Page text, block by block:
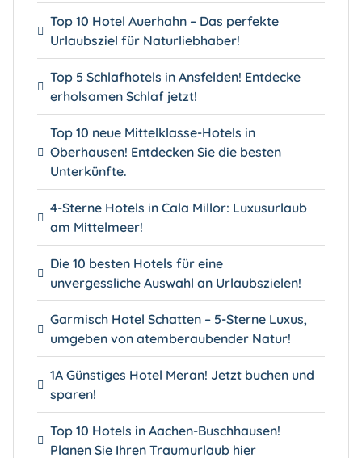
Top 10 Hotel Auerhahn – Das perfekte
Urlaubsziel für Naturliebhaber!
Top 5 Schlafhotels in Ansfelden! Entdecke
erholsamen Schlaf jetzt!
Top 10 neue Mittelklasse-Hotels in
Oberhausen! Entdecken Sie die besten
Unterkünfte.
4-Sterne Hotels in Cala Millor: Luxusurlaub
am Mittelmeer!
Die 10 besten Hotels für eine
unvergessliche Auswahl an Urlaubszielen!
Garmisch Hotel Schatten – 5-Sterne Luxus,
umgeben von atemberaubender Natur!
1A Günstiges Hotel Meran! Jetzt buchen und
sparen!
Top 10 Hotels in Aachen-Buschhausen!
Planen Sie Ihren Traumurlaub hier